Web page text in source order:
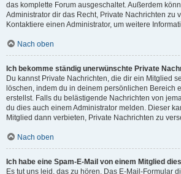
das komplette Forum ausgeschaltet. Außerdem
Administrator dir das Recht, Private Nachrichten zu
Kontaktiere einen Administrator, um weitere
Nach oben
Ich bekomme ständig unerwünschte Private
Du kannst Private Nachrichten, die dir ein Mitglied
löschen, indem du in deinem persönlichen Bereich
erstellst. Falls du belästigende Nachrichten von
du dies auch einem Administrator melden. Dieser
Mitglied dann verbieten, Private Nachrichten zu
Nach oben
Ich habe eine Spam-E-Mail von einem Mitglied
Es tut uns leid, das zu hören. Das E-Mail-Formular